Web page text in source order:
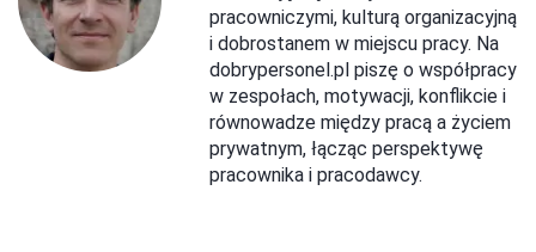
pracowniczymi, kulturą organizacyjną
i dobrostanem w miejscu pracy. Na
dobrypersonel.pl piszę o współpracy
w zespołach, motywacji, konflikcie i
równowadze między pracą a życiem
prywatnym, łącząc perspektywę
pracownika i pracodawcy.